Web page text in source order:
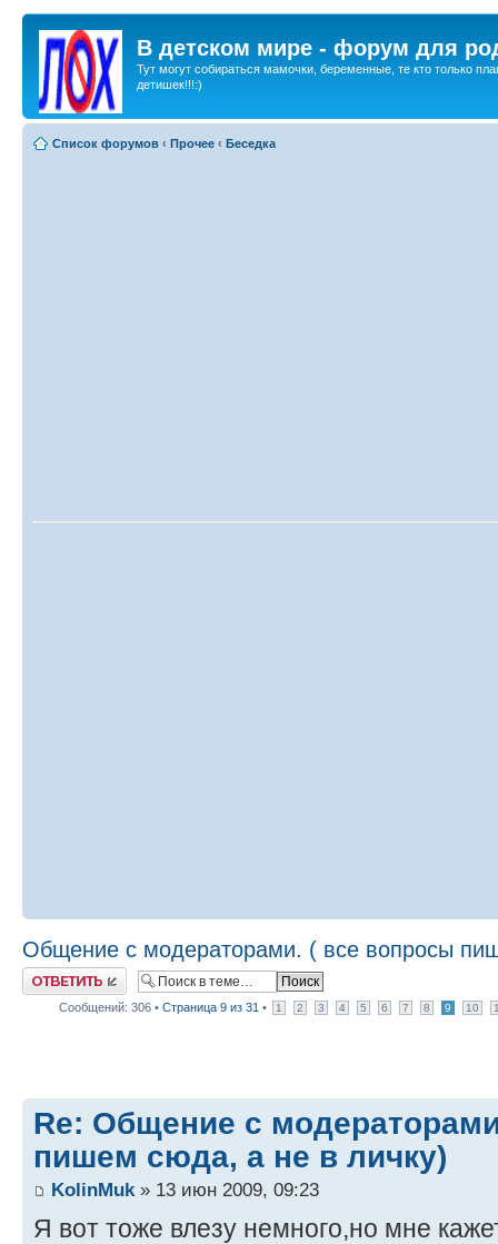
В детском мире - форум для
Тут могут собираться мамочки, беременные, те кто только
детишек!!!:)
Список форумов ‹ Прочее ‹ Беседка
Общение с модераторами. ( все вопросы
Ответить
Сообщений: 306 • Страница 9 из 31 • 1 2 3 4 5 6 7 8 9 10
Re: Общение с
пишем сюда, а не в личку)
KolinMuk» 13 июн 2009, 09:23
Я вот тоже влезу немного,но мне